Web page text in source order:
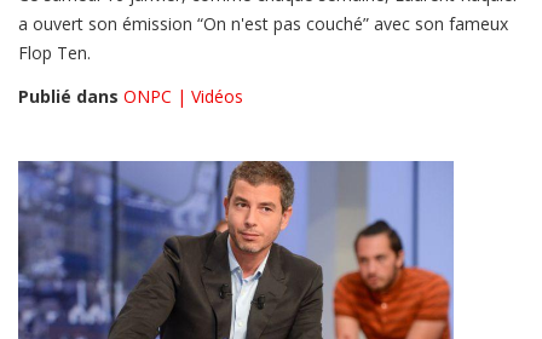
a ouvert son émission “On n'est pas couché” avec son fameux
Flop Ten.
Publié dans ONPC | Vidéos